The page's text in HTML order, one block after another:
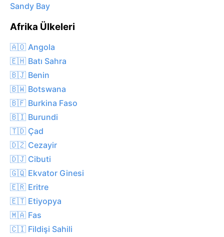
Sandy Bay
Afrika Ülkeleri
🇦🇴 Angola
🇪🇭 Batı Sahra
🇧🇯 Benin
🇧🇼 Botswana
🇧🇫 Burkina Faso
🇧🇮 Burundi
🇹🇩 Çad
🇩🇿 Cezayir
🇩🇯 Cibuti
🇬🇶 Ekvator Ginesi
🇪🇷 Eritre
🇪🇹 Etiyopya
🇲🇦 Fas
🇨🇮 Fildişi Sahili